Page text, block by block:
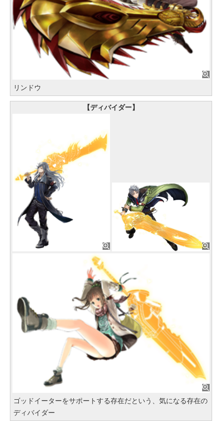
リンドウ
【ディバイダー】
ゴッドイーターをサポートする存在だという、気になる存在の
ディバイダー